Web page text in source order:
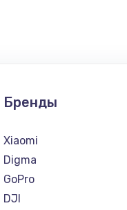
Бренды
Xiaomi
Digma
GoPro
DJI